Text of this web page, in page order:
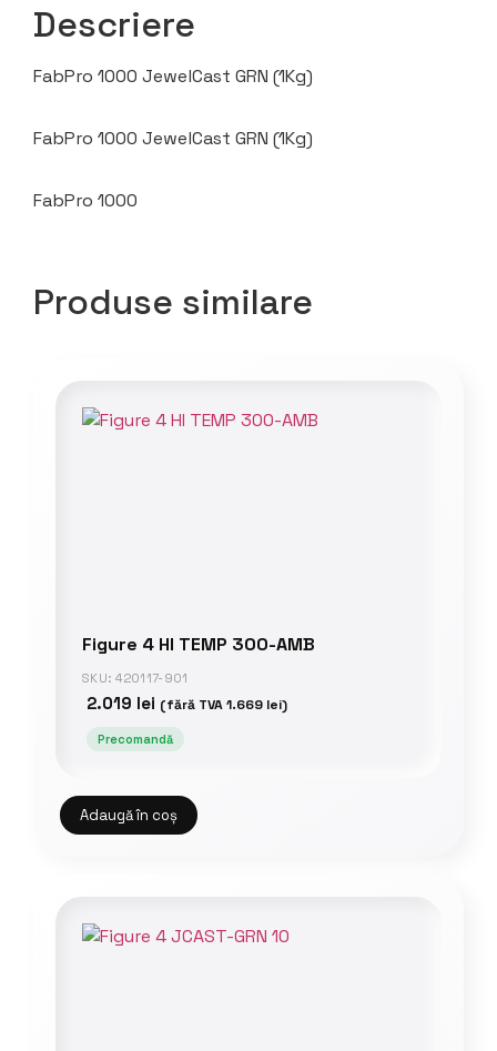
Descriere
FabPro 1000 JewelCast GRN (1Kg)
FabPro 1000 JewelCast GRN (1Kg)
FabPro 1000
Produse similare
Figure 4 HI TEMP 300-AMB
SKU: 420117-901
2.019 lei (fără TVA1.669 lei)
Precomandă
Adaugă în coș